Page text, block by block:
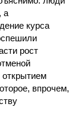
а
курса
рост
открытием
впрочем,